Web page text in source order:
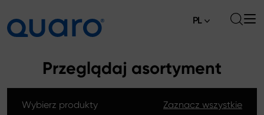
Klocki hamulcowe
Aktualności
PL
Przeglądaj asortyment
Wybierz produkty Zaznacz wszystkie